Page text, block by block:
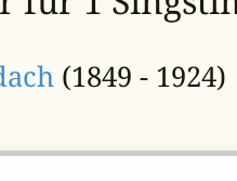
(1849 - 1924)